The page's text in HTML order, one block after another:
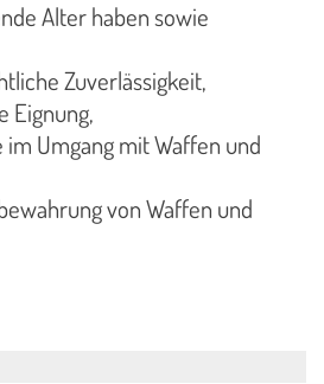
Alter haben sowie
Zuverlässigkeit,
Eignung,
im Umgang mit Waffen und
von Waffen und